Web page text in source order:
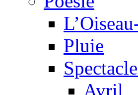
Pluie
Avril